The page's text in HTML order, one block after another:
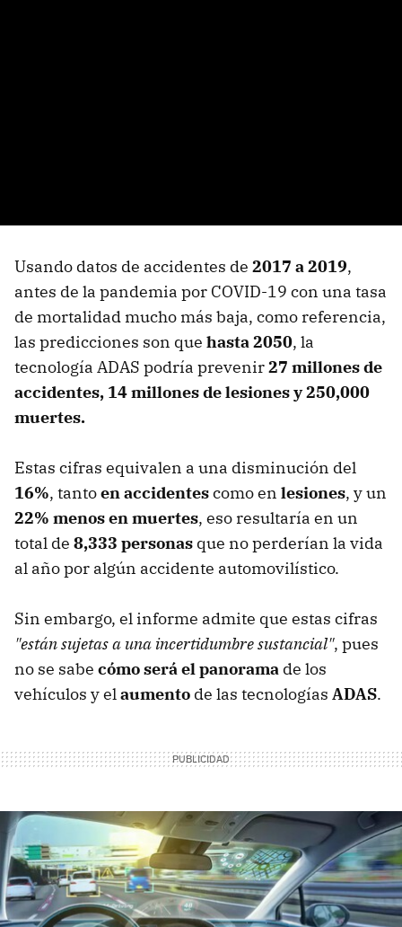
Usando datos de accidentes de 2017 a 2019,
antes de la pandemia por COVID-19 con una tasa
de mortalidad mucho más baja, como referencia,
las predicciones son que hasta 2050, la
tecnología ADAS podría prevenir27 millones de
accidentes, 14 millones de lesiones y 250,000
muertes.
Estas cifras equivalen a una disminución del
16%, tantoen accidentescomo en lesiones, y un
22% menos en muertes, eso resultaría en un
total de 8,333 personas que no perderían la vida
al año por algún accidente automovilístico.
Sin embargo, el informe admite que estas cifras
"están sujetas a una incertidumbre sustancial", pues
no se sabe cómo será el panorama de los
vehículos y elaumento de las tecnologías ADAS.